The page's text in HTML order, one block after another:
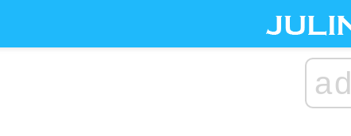
ad